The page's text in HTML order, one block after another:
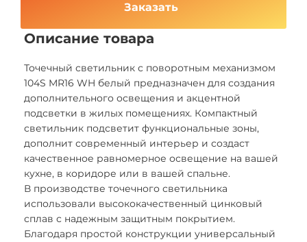
Заказать
Описание товара
Точечный светильник с поворотным механизмом
104S MR16 WH белый предназначен для создания
дополнительного освещения и акцентной
подсветки в жилых помещениях. Компактный
светильник подсветит функциональные зоны,
дополнит современный интерьер и создаст
качественное равномерное освещение на вашей
кухне, в коридоре или в вашей спальне.
В производстве точечного светильника
использовали высококачественный цинковый
сплав с надежным защитным покрытием.
Благодаря простой конструкции универсальный